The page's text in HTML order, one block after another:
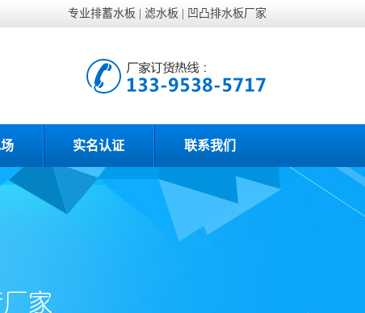
专业排蓄水板 滤水板 凹凸排水板厂家
实名认证 联系我们